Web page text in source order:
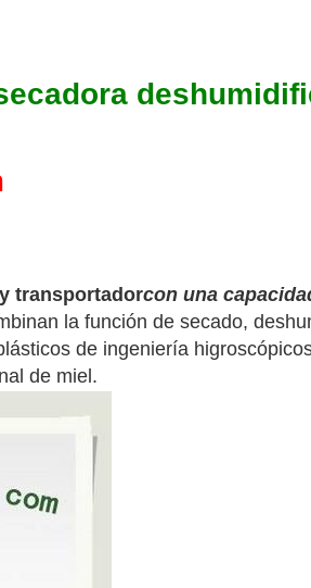
transportadorcon una
la función de secado,
de ingeniería
de miel.